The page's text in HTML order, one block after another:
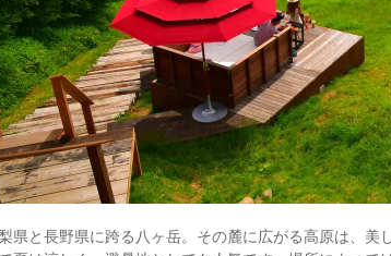
県と長野県に跨る八ヶ岳。その麓に広がる高原は、